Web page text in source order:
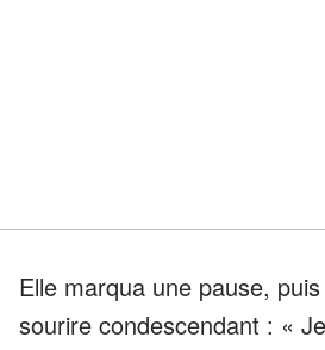
Elle marqua une pause,
sourire condescendant : «